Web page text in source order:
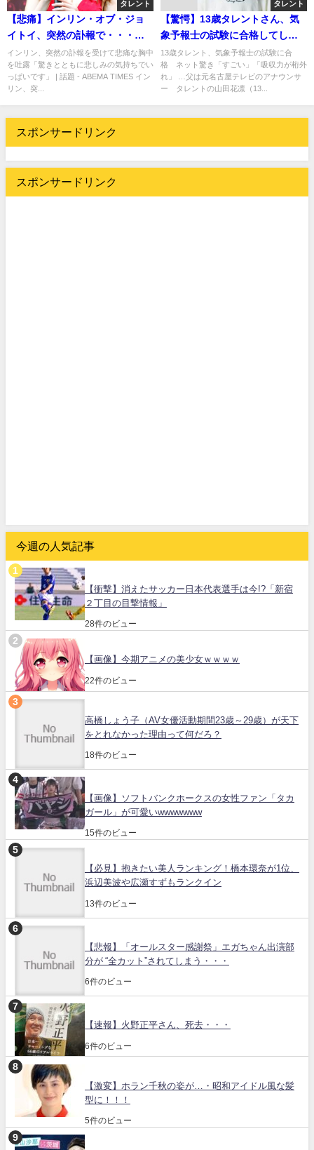
タレント
【悲痛】インリン・オブ・ジョ
イトイ、突然の訃報で・・・
（；＿；）
インリン、突然の訃報を受けて悲痛な胸中
を吐露「驚きとともに悲しみの気持ちでい
っぱいです」 | 話題 - ABEMA TIMES イン
リン、突...
タレント
【驚愕】13歳タレントさん、気
象予報士の試験に合格してしま
う・・・「すごい」「吸収力が
桁外れ」
13歳タレント、気象予報士の試験に合
格 ネット驚き「すごい」「吸収力が桁外
れ」 …父は元名古屋テレビのアナウンサ
ー タレントの山田花凛（13...
スポンサードリンク
スポンサードリンク
今週の人気記事
【衝撃】消えたサッカー日本代表選手は今!?「新宿
２丁目の目撃情報」
28件のビュー
【画像】今期アニメの美少女ｗｗｗｗ
22件のビュー
高橋しょう子（AV女優活動期間23歳～29歳）が天下
をとれなかった理由って何だろ？
18件のビュー
【画像】ソフトバンクホークスの女性ファン「タカ
ガール」が可愛いwwwwwww
15件のビュー
【必見】抱きたい美人ランキング！橋本環奈が1位、
浜辺美波や広瀬すずもランクイン
13件のビュー
【悲報】「オールスター感謝祭」エガちゃん出演部
分が “全カット”されてしまう・・・
6件のビュー
【速報】火野正平さん、死去・・・
6件のビュー
【激変】ホラン千秋の姿が…・昭和アイドル風な髪
型に！！！
5件のビュー